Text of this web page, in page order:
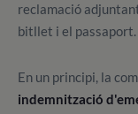
reclamació
bitllet i el passaport.
En un principi, la
indemnització